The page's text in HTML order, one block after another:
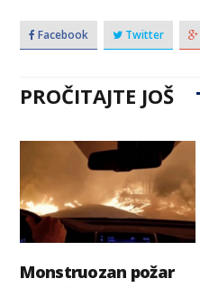
Facebook Twitter
PROČITAJTE JOŠ
Monstruozan požar